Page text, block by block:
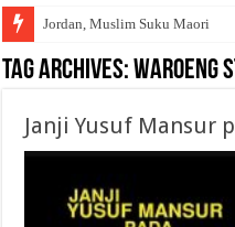
Jordan, Muslim Suku Maori
Tag Archives:Waroeng
Janji Yusuf Mansur